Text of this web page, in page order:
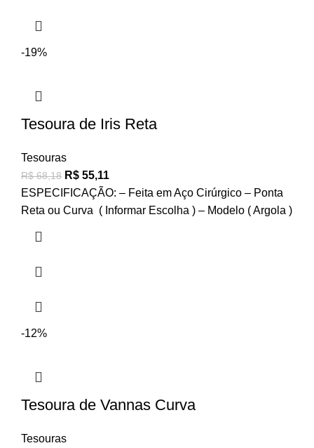
-19%
Tesoura de Iris Reta
Tesouras
R$68,18 R$ 55,11
ESPECIFICAÇÃO: – Feita em Aço Cirúrgico – Ponta
Reta ou Curva ( Informar Escolha ) – Modelo ( Argola )
-12%
Tesoura de Vannas Curva
Tesouras